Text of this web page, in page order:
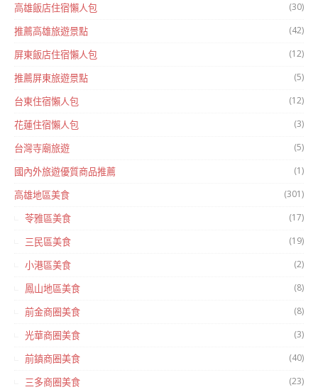
高雄飯店住宿懶人包 (30)
推薦高雄旅遊景點 (42)
屏東飯店住宿懶人包 (12)
推薦屏東旅遊景點 (5)
台東住宿懶人包 (12)
花蓮住宿懶人包 (3)
台灣寺廟旅遊 (5)
國內外旅遊優質商品推薦 (1)
高雄地區美食 (301)
苓雅區美食 (17)
三民區美食 (19)
小港區美食 (2)
鳳山地區美食 (8)
前金商圈美食 (8)
光華商圈美食 (3)
前鎮商圈美食 (40)
三多商圈美食 (23)